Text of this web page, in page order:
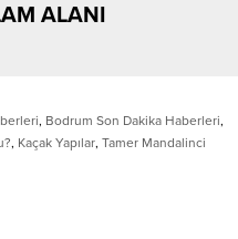
ALANI
, Bodrum Son Dakika Haberleri,
, Kaçak Yapılar, Tamer Mandalinci